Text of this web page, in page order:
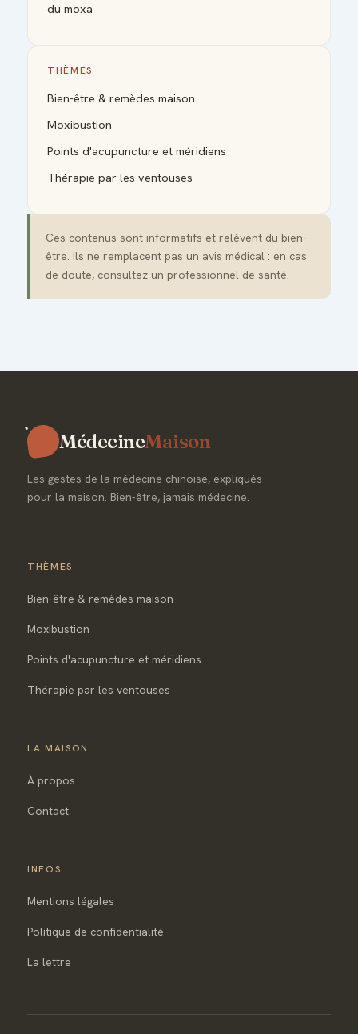
du moxa
THÈMES
Bien-être & remèdes maison
Moxibustion
Points d'acupuncture et méridiens
Thérapie par les ventouses
Ces contenus sont informatifs et relèvent du bien-
être. Ils ne remplacent pas un avis médical : en cas
de doute, consultez un professionnel de santé.
MédecineMaison
Les gestes de la médecine chinoise, expliqués
pour la maison. Bien-être, jamais médecine.
THÈMES
Bien-être & remèdes maison
Moxibustion
Points d'acupuncture et méridiens
Thérapie par les ventouses
LA MAISON
À propos
Contact
INFOS
Mentions légales
Politique de confidentialité
La lettre